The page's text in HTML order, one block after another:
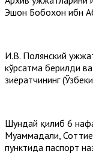
Эшон Бобохон ибн
И.В. Полянский
кўрсатма берилди
зиёратчининг
Шундай қилиб 6
Муҳаммадали,
пунктида паспорт